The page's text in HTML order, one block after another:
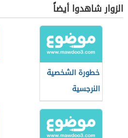
الزوار شاهدوا أيضاً
خطورة الشخصية
النرجسية